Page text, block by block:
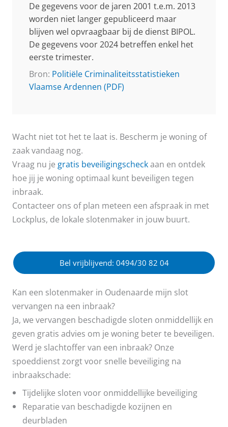
De gegevens voor de jaren 2001 t.e.m. 2013
worden niet langer gepubliceerd maar
blijven wel opvraagbaar bij de dienst BIPOL.
De gegevens voor 2024 betreffen enkel het
eerste trimester.
Bron: Politiële Criminaliteitsstatistieken
Vlaamse Ardennen (PDF)
Wacht niet tot het te laat is. Bescherm je woning of
zaak vandaag nog.
Vraag nu je gratis beveiligingscheckaan en ontdek
hoe jij je woning optimaal kunt beveiligen tegen
inbraak.
Contacteer ons of plan meteen een afspraak in met
Lockplus, de lokale slotenmaker in jouw buurt.
Bel vrijblijvend: 0494/30 82 04
Kan een slotenmaker in Oudenaarde mijn slot
vervangen na een inbraak?
Ja, we vervangen beschadigde sloten onmiddellijk en
geven gratis advies om je woning beter te beveiligen.
Werd je slachtoffer van een inbraak? Onze
spoeddienst zorgt voor snelle beveiliging na
inbraakschade:
Tijdelijke sloten voor onmiddellijke beveiliging
Reparatie van beschadigde kozijnen en
deurbladen